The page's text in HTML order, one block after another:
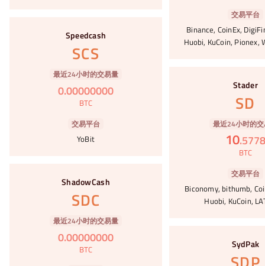
交易平台
Binance, CoinEx,
Huobi, KuCoin, Pionex,
Speedcash
SCS
最近24小时的交易量
0.00000000
BTC
交易平台
YoBit
Stader
SD
最近24小时的
10.5778
BTC
交易平台
Biconomy, bithumb,
Huobi, KuCoin,
ShadowCash
SDC
最近24小时的交易量
0.00000000
BTC SydPak